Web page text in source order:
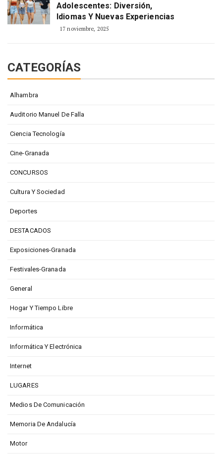
Adolescentes: Diversión,
Idiomas Y Nuevas Experiencias
17 noviembre, 2025
CATEGORÍAS
Alhambra
Auditorio Manuel De Falla
Ciencia Tecnología
Cine-Granada
CONCURSOS
Cultura Y Sociedad
Deportes
DESTACADOS
Exposiciones-Granada
Festivales-Granada
General
Hogar Y Tiempo Libre
Informática
Informática Y Electrónica
Internet
LUGARES
Medios De Comunicación
Memoria De Andalucía
Motor